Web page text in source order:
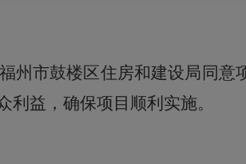
福州市鼓楼区住房和建设局 同意
利益， 确保项目顺利实施。